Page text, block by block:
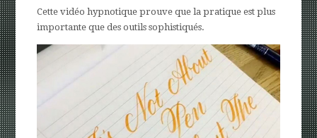
Cette vidéo hypnotique prouve que la pratique est plus
importante que des outils sophistiqués.